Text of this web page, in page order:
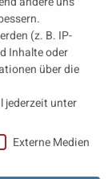
startet den
(z. B. IP-
Inhalte oder
über die
jederzeit unter
Externe Medien